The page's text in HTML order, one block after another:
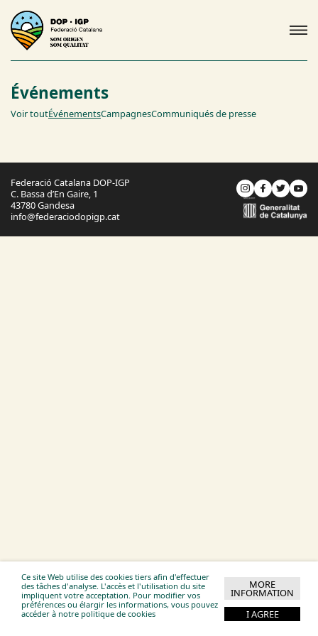
Événements
Voir toutÉvénementsCampagnesCommuniqués de presse
Federació Catalana DOP-IGP
C. Bassa d’En Gaire, 1
43780 Gandesa
info@federaciodopigp.cat
Ce site Web utilise des cookies tiers afin d'effectuer
des tâches d'analyse. L'accès et l'utilisation du site
impliquent votre acceptation. Pour modifier vos
préférences ou élargir les informations, vous pouvez
accéder à notre politique de cookies
MORE
INFORMATION
I AGREE